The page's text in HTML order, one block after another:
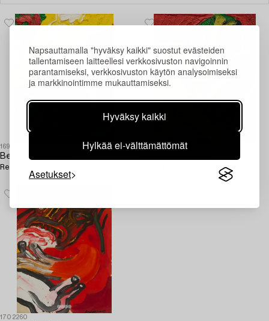
Napsauttamalla "hyväksy kaikki" suostut evästeiden
tallentamiseen laitteellesi verkkosivuston navigoinnin
parantamiseksi, verkkosivuston käytön analysoimiseksi
ja markkinointimme mukauttamiseksi.
Hyväksy kaikki
Hylkää ei-välttämättömät
Asetukset
1695556
Bengt Lindström
Red and yellow figure.
1596925
1702260